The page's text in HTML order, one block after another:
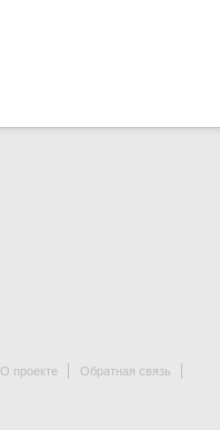
О проекте Обратная связь